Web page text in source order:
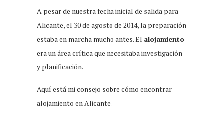
A pesar de nuestra fecha inicial de salida para
Alicante, el 30 de agosto de 2014, la preparación
estaba en marcha mucho antes. El alojamiento
era un área crítica que necesitaba investigación
y planificación.
Aquí está mi consejo sobre cómo encontrar
alojamiento en Alicante.